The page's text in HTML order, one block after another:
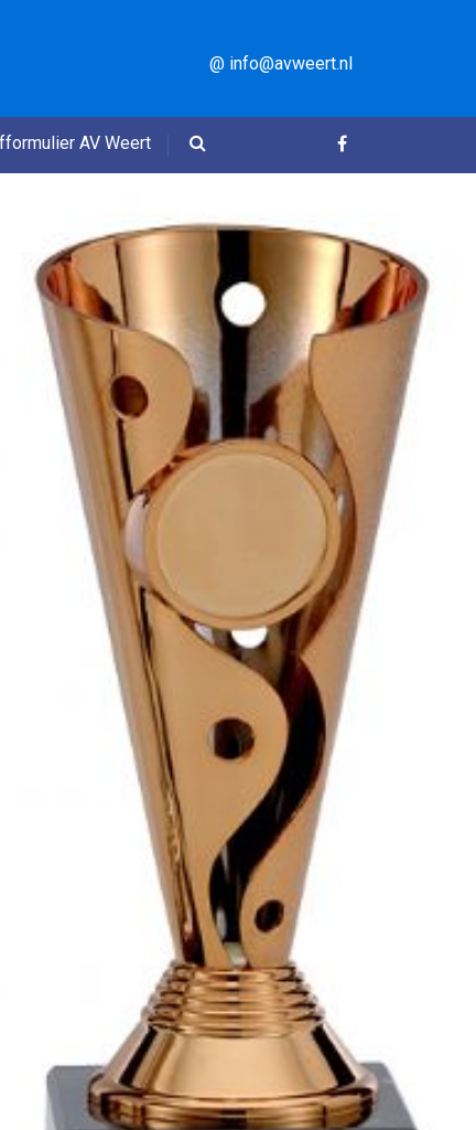
@ info@avweert.nl
AV Weert